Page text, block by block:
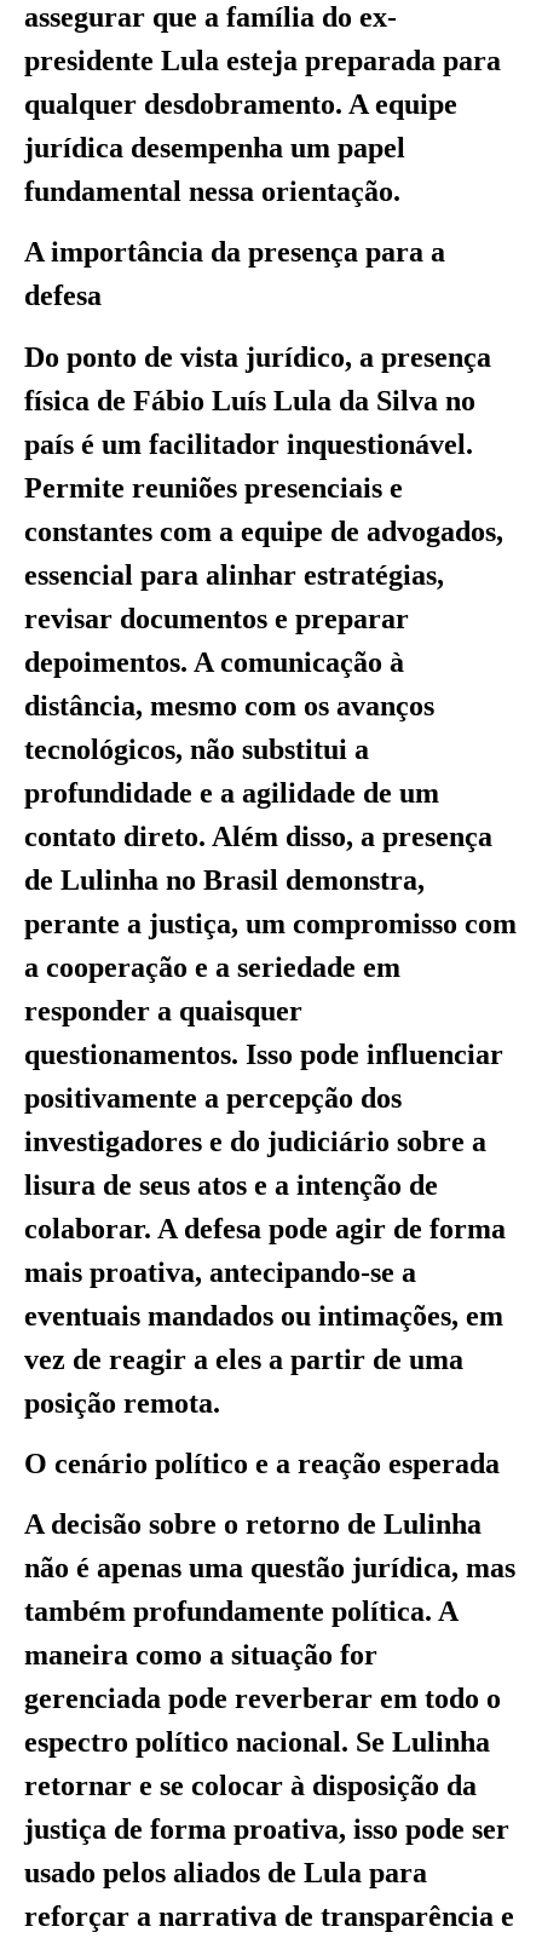
assegurar que a família do ex-
presidente Lula esteja preparada para
qualquer desdobramento. A equipe
jurídica desempenha um papel
fundamental nessa orientação.
A importância da presença para a
defesa
Do ponto de vista jurídico, a presença
física de Fábio Luís Lula da Silva no
país é um facilitador inquestionável.
Permite reuniões presenciais e
constantes com a equipe de advogados,
essencial para alinhar estratégias,
revisar documentos e preparar
depoimentos. A comunicação à
distância, mesmo com os avanços
tecnológicos, não substitui a
profundidade e a agilidade de um
contato direto. Além disso, a presença
de Lulinha no Brasil demonstra,
perante a justiça, um compromisso com
a cooperação e a seriedade em
responder a quaisquer
questionamentos. Isso pode influenciar
positivamente a percepção dos
investigadores e do judiciário sobre a
lisura de seus atos e a intenção de
colaborar. A defesa pode agir de forma
mais proativa, antecipando-se a
eventuais mandados ou intimações, em
vez de reagir a eles a partir de uma
posição remota.
O cenário político e a reação esperada
A decisão sobre o retorno de Lulinha
não é apenas uma questão jurídica, mas
também profundamente política. A
maneira como a situação for
gerenciada pode reverberar em todo o
espectro político nacional. Se Lulinha
retornar e se colocar à disposição da
justiça de forma proativa, isso pode ser
usado pelos aliados de Lula para
reforçar a narrativa de transparência e